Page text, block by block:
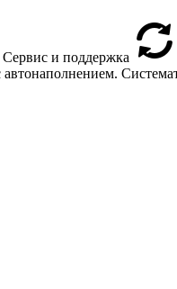
Сервис и поддержка